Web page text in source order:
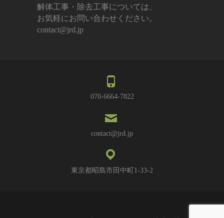
解体工事・除去工事については、
お気軽にお問い合わせください。
contact@jrd.jp
070-6664-7822
contact@jrd.jp
東京都昭島市田中町1-33-2